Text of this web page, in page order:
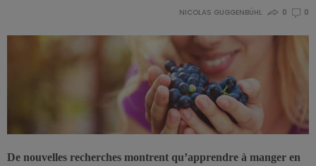
NICOLAS GUGGENBÜHL 0 0
De nouvelles recherches montrent qu’apprendre à manger en